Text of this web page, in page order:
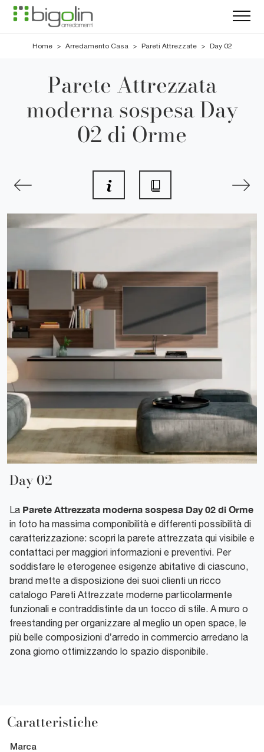
Home > Arredamento Casa > Pareti Attrezzate > Day 02
Parete Attrezzata
moderna sospesa Day
02 di Orme
Day 02
La Parete Attrezzata moderna sospesa Day 02 di Orme
in foto ha massima componibilità e differenti possibilità di
caratterizzazione: scopri la parete attrezzata qui visibile e
contattaci per maggiori informazioni e preventivi. Per
soddisfare le eterogenee esigenze abitative di ciascuno,
brand mette a disposizione dei suoi clienti un ricco
catalogo Pareti Attrezzate moderne particolarmente
funzionali e contraddistinte da un tocco di stile. A muro o
freestanding per organizzare al meglio un open space, le
più belle composizioni d’arredo in commercio arredano la
zona giorno ottimizzando lo spazio disponibile.
Caratteristiche
Marca